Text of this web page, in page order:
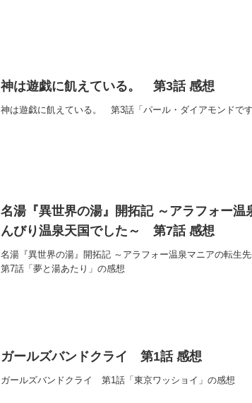
神は遊戯に飢えている。 第3話 感想
神は遊戯に飢えている。 第3話「パール・ダイアモンドで
名湯『異世界の湯』開拓記 ～アラフォー温
んびり温泉天国でした～ 第7話 感想
名湯『異世界の湯』開拓記 ～アラフォー温泉マニアの転生
第7話「夢と湯あたり」の感想
ガールズバンドクライ 第1話 感想
ガールズバンドクライ 第1話「東京ワッショイ」の感想